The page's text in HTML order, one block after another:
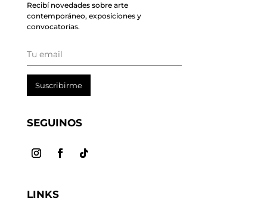
Recibí novedades sobre arte
contemporáneo, exposiciones y
convocatorias.
Suscribirme
SEGUINOS
LINKS